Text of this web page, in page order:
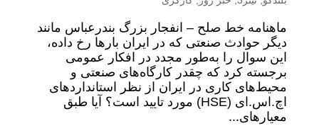
ماهنامه خط صلح – انفجار بزرگ بندرعباس مانند
دیگر حوادث صنعتی که در ایران بارها رخ داده،
این سوال را به‌طور مجدد در افکار عمومی
برجسته کرد که چقدر کارگاه‌های صنعتی و
محیط‌های کاری در ایران از نظر استانداردهای
اچ.اس.ای (HSE) مورد تایید است؟ آیا طبق
معیارهای...